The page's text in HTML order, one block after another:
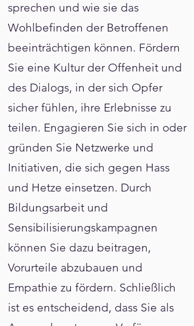
sprechen und wie sie das
Wohlbefinden der Betroffenen
beeinträchtigen können. Fördern
Sie eine Kultur der Offenheit und
des Dialogs, in der sich Opfer
sicher fühlen, ihre Erlebnisse zu
teilen. Engagieren Sie sich in oder
gründen Sie Netzwerke und
Initiativen, die sich gegen Hass
und Hetze einsetzen. Durch
Bildungsarbeit und
Sensibilisierungskampagnen
können Sie dazu beitragen,
Vorurteile abzubauen und
Empathie zu fördern. Schließlich
ist es entscheidend, dass Sie als